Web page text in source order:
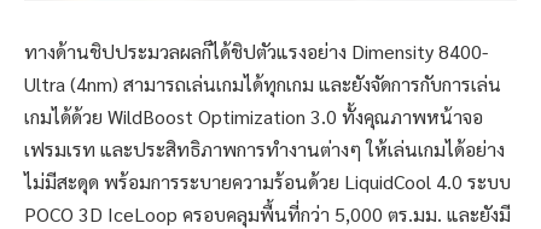
ทางด้านชิปประมวลผลก็ได้ชิปตัวแรงอย่าง Dimensity 8400-
Ultra (4nm) สามารถเล่นเกมได้ทุกเกม และยังจัดการกับการเล่น
เกมได้ด้วย WildBoost Optimization 3.0 ทั้งคุณภาพหน้าจอ
เฟรมเรท และประสิทธิภาพการทำงานต่างๆ ให้เล่นเกมได้อย่าง
ไม่มีสะดุด พร้อมการระบายความร้อนด้วย LiquidCool 4.0 ระบบ
POCO 3D IceLoop ครอบคลุมพื้นที่กว่า 5,000 ตร.มม. และยังมี